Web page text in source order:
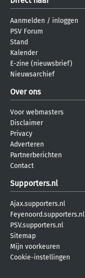
Aanmelden / inloggen
PSV Forum
Stand
Kalender
E-zine (nieuwsbrief)
Nieuwsarchief
Over ons
Voor webmasters
Disclaimer
Privacy
Adverteren
Partnerberichten
Contact
Supporters.nl
Ajax.supporters.nl
Feyenoord.supporters.nl
PSV.supporters.nl
Sitemap
Mijn voorkeuren
Cookie-instellingen